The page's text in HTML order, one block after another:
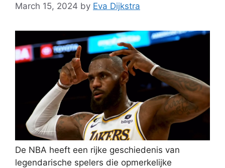
March 15, 2024 by Eva Dijkstra
De NBA heeft een rijke geschiedenis van
legendarische spelers die opmerkelijke